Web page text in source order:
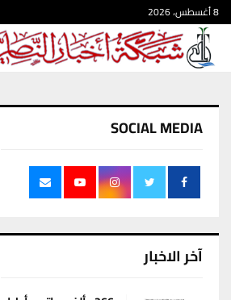
8 أغسطس، 2026
SOCIAL MEDIA
آخر الاخبار